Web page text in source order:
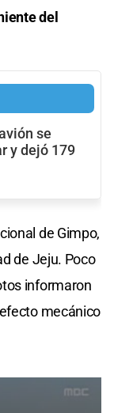
del
se
y dejó 179
de Gimpo,
de Jeju. Poco
informaron
mecánico